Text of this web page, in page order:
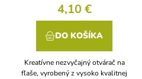
4,10 €
DO KOŠÍKA
Kreatívne nezvyčajný otvárač na
fľaše, vyrobený z vysoko kvalitnej